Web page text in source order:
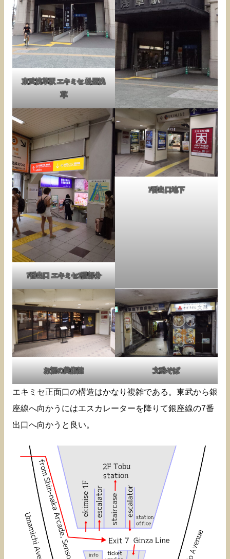
東武浅草駅 エキミセ 松屋浅
草
7番出口 エキミセ1階部分
7番出口地下
お酒の美術館 文殊そば
エキミセ正面口の構造はかなり複雑である。東武から銀
座線へ向かうにはエスカレーターを降りて銀座線の7番
出口へ向かうと良い。